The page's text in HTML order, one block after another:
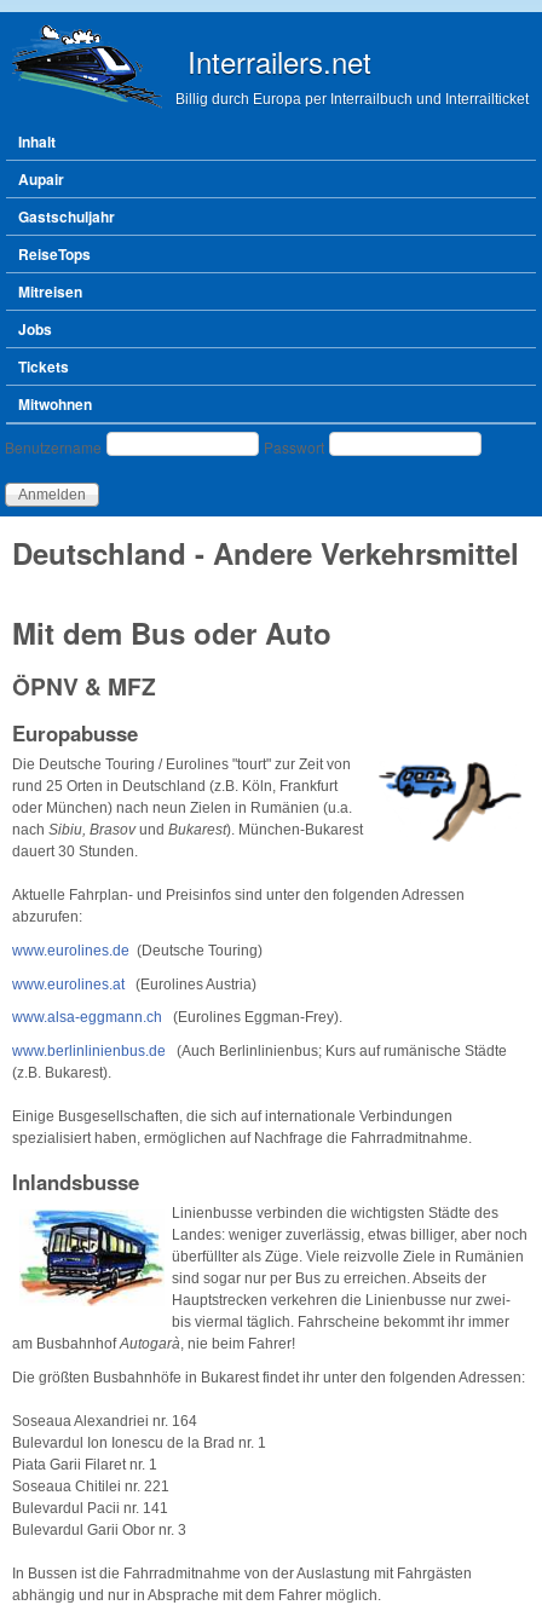
Interrailers.net
Billig durch Europa per Interrailbuch und Interrailticket
Hauptmenü
Inhalt
Aupair
Gastschuljahr
ReiseTops
Mitreisen
Jobs
Tickets
Mitwohnen
Benutzeranmeldung
Benutzername Passwort
Deutschland - Andere Verkehrsmittel
Mit dem Bus oder Auto
ÖPNV & MFZ
Europabusse
Die Deutsche Touring / Eurolines "tourt" zur Zeit von
rund 25 Orten in Deutschland (z.B. Köln, Frankfurt
oder München) nach neun Zielen in Rumänien (u.a.
nach Sibiu, Brasovund Bukarest). München-Bukarest
dauert 30 Stunden.
Aktuelle Fahrplan- und Preisinfos sind unter den folgenden Adressen
abzurufen:
www.eurolines.de (Deutsche Touring)
www.eurolines.at (Eurolines Austria)
www.alsa-eggmann.ch (Eurolines Eggman-Frey).
www.berlinlinienbus.de (Auch Berlinlinienbus; Kurs auf rumänische Städte
(z.B. Bukarest).
Einige Busgesellschaften, die sich auf internationale Verbindungen
spezialisiert haben, ermöglichen auf Nachfrage die Fahrradmitnahme.
Inlandsbusse
Linienbusse verbinden die wichtigsten Städte des
Landes: weniger zuverlässig, etwas billiger, aber noch
überfüllter als Züge. Viele reizvolle Ziele in Rumänien
sind sogar nur per Bus zu erreichen. Abseits der
Hauptstrecken verkehren die Linienbusse nur zwei-
bis viermal täglich. Fahrscheine bekommt ihr immer
am BusbahnhofAutogarà, nie beim Fahrer!
Die größten Busbahnhöfe in Bukarest findet ihr unter den folgenden Adressen:
Soseaua Alexandriei nr. 164
Bulevardul Ion Ionescu de la Brad nr. 1
Piata Garii Filaret nr. 1
Soseaua Chitilei nr. 221
Bulevardul Pacii nr. 141
Bulevardul Garii Obor nr. 3
In Bussen ist die Fahrradmitnahme von der Auslastung mit Fahrgästen
abhängig und nur in Absprache mit dem Fahrer möglich.